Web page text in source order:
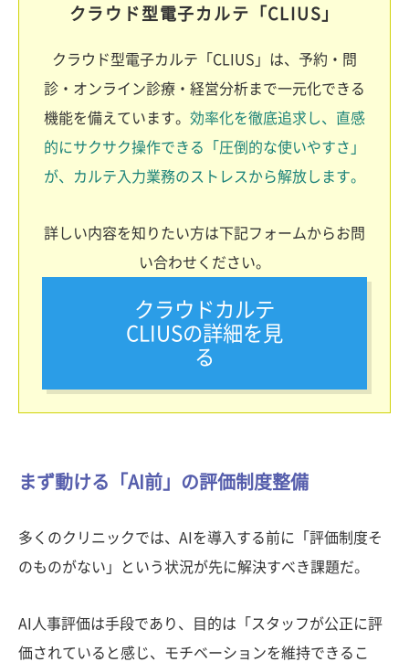
クラウド型電子カルテ「CLIUS」
クラウド型電子カルテ「CLIUS」は、予約・問
診・オンライン診療・経営分析まで一元化できる
機能を備えています。 効率化を徹底追求し、直感
的にサクサク操作できる「圧倒的な使いやすさ」
が、カルテ入力業務のストレスから解放します。
詳しい内容を知りたい方は下記フォームからお問
い合わせください。
クラウドカルテ
CLIUSの詳細を見
る
まず動ける「AI前」の評価制度整備
多くのクリニックでは、AIを導入する前に「評価制度そ
のものがない」という状況が先に解決すべき課題だ。
AI人事評価は手段であり、目的は「スタッフが公正に評
価されていると感じ、モチベーションを維持できるこ